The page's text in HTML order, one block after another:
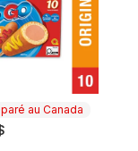
au Canada